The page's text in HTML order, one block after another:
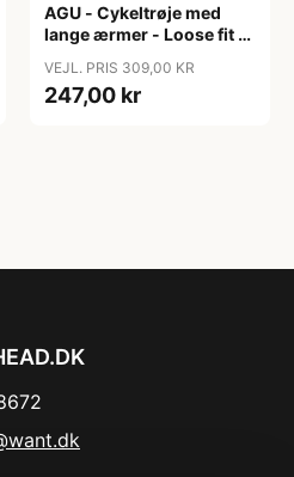
AGU - Cykeltrøje med
lange ærmer - Loose fit -
VEJL. PRIS 309,00 KR
247,00 kr